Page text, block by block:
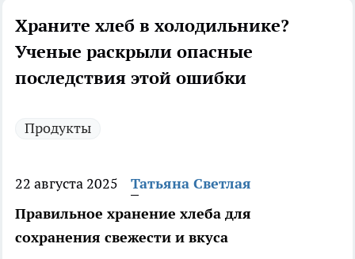
Храните хлеб в холодильнике?
Ученые раскрыли опасные
последствия этой ошибки
Продукты
22 августа 2025
Татьяна Светлая
Правильное хранение хлеба для
сохранения свежести и вкуса